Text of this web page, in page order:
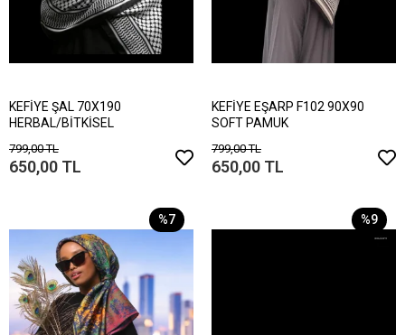
KEFİYE ŞAL 70X190
HERBAL/BİTKİSEL
799,00 TL
650,00 TL
KEFİYE EŞARP F102 90X90
SOFT PAMUK
799,00 TL
650,00 TL
%7 %9